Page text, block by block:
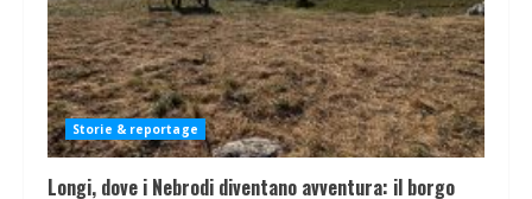
Storie & reportage
Longi, dove i Nebrodi diventano avventura: il borgo